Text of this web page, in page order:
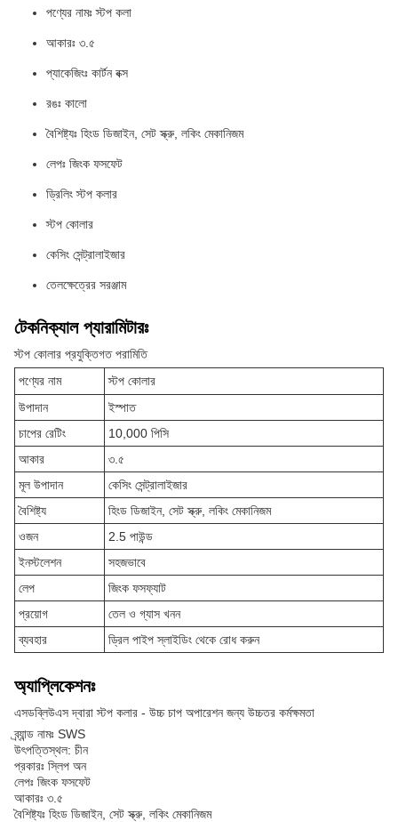
পণ্যের নামঃ স্টপ কলা
আকারঃ ৩.৫
প্যাকেজিংঃ কার্টন বক্স
রঙঃ কালো
বৈশিষ্ট্যঃ হিংড ডিজাইন, সেট স্ক্রু, লকিং মেকানিজম
লেপঃ জিংক ফসফেট
ড্রিলিং স্টপ কলার
স্টপ কোলার
কেসিং সেন্ট্রালাইজার
তেলক্ষেত্রের সরঞ্জাম
টেকনিক্যাল প্যারামিটারঃ
স্টপ কোলার প্রযুক্তিগত পরামিতি
পণ্যের নাম
স্টপ কোলার
উপাদান
ইস্পাত
চাপের রেটিং
10,000 পিসি
আকার
৩.৫
মূল উপাদান
কেসিং সেন্ট্রালাইজার
বৈশিষ্ট্য
হিংড ডিজাইন, সেট স্ক্রু, লকিং মেকানিজম
ওজন
2.5 পাউন্ড
ইনস্টলেশন
সহজভাবে
লেপ
জিংক ফসফ্যাট
প্রয়োগ
তেল ও গ্যাস খনন
ব্যবহার
ড্রিল পাইপ স্লাইডিং থেকে রোধ করুন
অ্যাপ্লিকেশনঃ
এসডব্লিউএস দ্বারা স্টপ কলার - উচ্চ চাপ অপারেশন জন্য উচ্চতর কর্মক্ষমতা
ব্র্যান্ড নামঃ SWS
উৎপত্তিস্থল: চীন
প্রকারঃ স্লিপ অন
লেপঃ জিংক ফসফেট
আকারঃ ৩.৫
বৈশিষ্ট্যঃ হিংড ডিজাইন, সেট স্ক্রু, লকিং মেকানিজম